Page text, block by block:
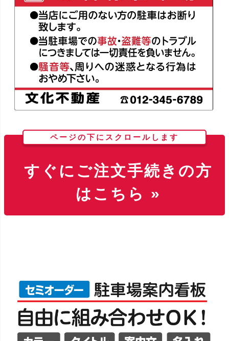
ページの下にスクロールします
すぐにご注文手続きの方
はこちら »